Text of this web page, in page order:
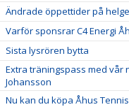
Ändrade öppettider på
Varför sponsrar C4 Energi
Sista lysrören bytta
Extra träningspass med vår
Johansson
Nu kan du köpa Åhus